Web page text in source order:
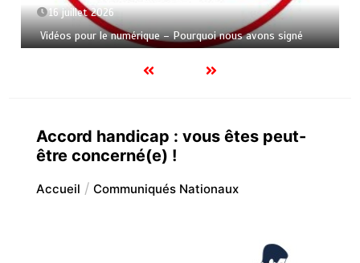
16 juillet 2026
Vidéos pour le numérique – Pourquoi nous avons signé
Accord handicap : vous êtes peut-
être concerné(e) !
Accueil Communiqués Nationaux